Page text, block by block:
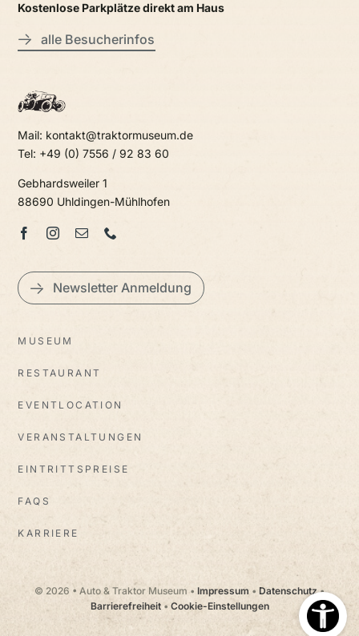
Kostenlose Parkplätze direkt am Haus
alle Besucherinfos
Mail: kontakt@traktormuseum.de
Tel: +49 (0) 7556 / 92 83 60
Gebhardsweiler 1
88690 Uhldingen-Mühlhofen
Newsletter Anmeldung
MUSEUM
RESTAURANT
EVENTLOCATION
VERANSTALTUNGEN
EINTRITTSPREISE
FAQS
KARRIERE
© 2026 • Auto & Traktor Museum • Impressum • Datenschutz•
Barrierefreiheit• Cookie-Einstellungen